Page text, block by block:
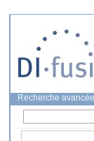
Recherche avancée